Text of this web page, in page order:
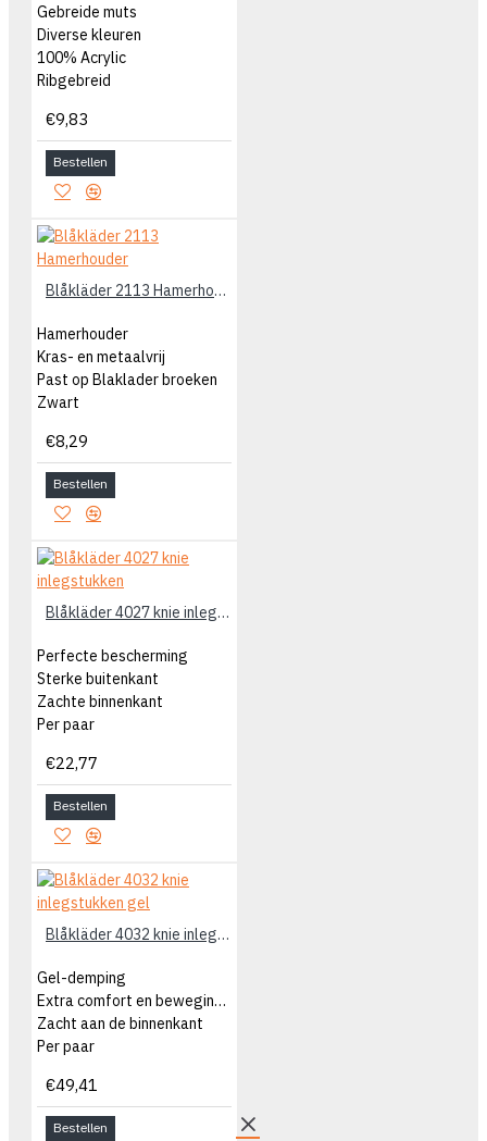
Gebreide muts
Diverse kleuren
100% Acrylic
Ribgebreid
€9,83
Bestellen
Blåkläder 2113 Hamerhouder
Hamerhouder
Kras- en metaalvrij
Past op Blaklader broeken
Zwart
€8,29
Bestellen
Blåkläder 4027 knie inlegstukken
Perfecte bescherming
Sterke buitenkant
Zachte binnenkant
Per paar
€22,77
Bestellen
Blåkläder 4032 knie inlegstukken gel
Gel-demping
Extra comfort en bewegingsvrijheid
Zacht aan de binnenkant
Per paar
€49,41
Bestellen